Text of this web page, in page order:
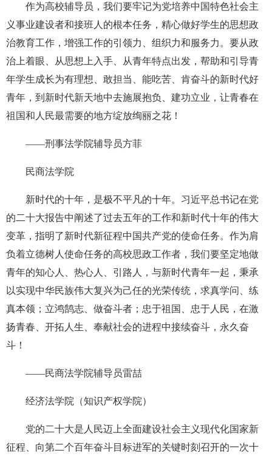
作为高校辅导员，我们要牢记为党培养中国特色社会主
义事业建设者和接班人的根本任务，精心做好学生的思想政
治教育工作，增强工作的引领力、组织力和服务力。要从政
治上着眼、从思想上入手、从青年特点出发，帮助和引导青
年学生成长为有理想、敢担当、能吃苦、肯奋斗的新时代好
青年，到新时代新天地中去施展抱负、建功立业，让青春在
祖国和人民最需要的地方绽放绚丽之花！
——刑事法学院辅导员方菲
民商法学院
新时代的十年，是极不平凡的十年。习近平总书记在党
的二十大报告中阐述了过去五年的工作和新时代十年的伟大
变革，指明了新时代新征程中国共产党的使命任务。作为肩
负着立德树人使命任务的高校思政工作者，我们要坚定地做
青年的知心人、热心人、引路人，与新时代青年一起，秉承
以实现中华民族伟大复兴为己任的光荣传统，求真学问、练
真本领；立鸿鹄志、做奋斗者；忠于祖国、忠于人民，在激
扬青春、开拓人生、奉献社会的进程中接续奋斗，永久奋
斗！
——民商法学院辅导员雷喆
经济法学院（知识产权学院）
党的二十大是人民迈上全面建设社会主义现代化国家新
征程、向第二个百年奋斗目标进军的关键时刻召开的一次十